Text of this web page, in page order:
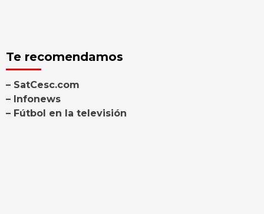
Te recomendamos
– SatCesc.com
– Infonews
– Fútbol en la televisión